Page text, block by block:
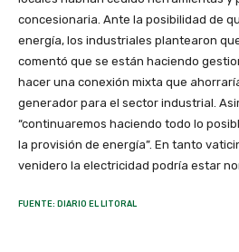
concesionaria. Ante la posibilidad de
energía, los industriales plantearon
comentó que se están haciendo
hacer una conexión mixta que
generador para el sector industrial.
“continuaremos haciendo todo lo
la provisión de energía”. En tanto
venidero la electricidad podría estar
FUENTE: DIARIO EL LITORAL